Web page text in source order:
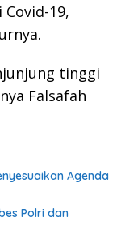
19,
tinggi
Falsafah
Agenda
Polri dan